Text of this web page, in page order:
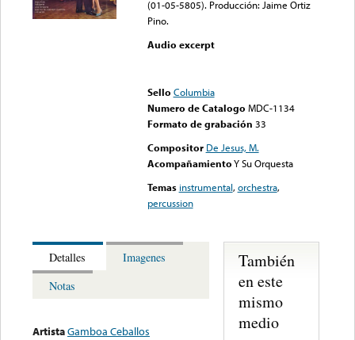
(01-05-5805). Producción: Jaime Ortiz
Pino.
Audio excerpt
Sello Columbia
Numero de Catalogo MDC-1134
Formato de grabación 33
Compositor De Jesus, M.
AcompañamientoY Su Orquesta
Temas instrumental,orchestra,
percussion
Detalles
Imagenes
Notas
ArtistaGamboa Ceballos
También
en este
mismo
medio